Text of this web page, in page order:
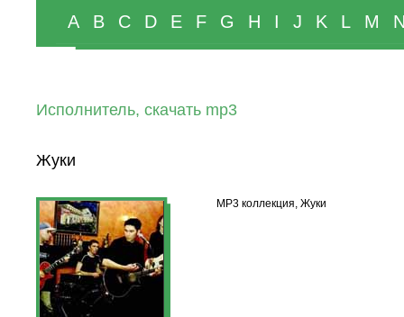
A B C D E F G H I J K L M
Исполнитель, скачать mp3
Жуки
MP3 коллекция, Жуки